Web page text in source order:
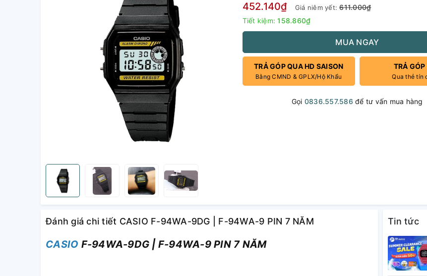
452.140₫ Giá niêm yết:611.000₫
Tiết kiệm:158.860₫
MUA NGAY
TRẢ GÓP QUA HD SAISON
Bằng CMND & GPLX/Hộ Khẩu
TRẢ GÓP
Qua thẻ tín
Gọi 0836.557.586 để tư vấn mua hàng
Đánh giá chi tiết CASIO F-94WA-9DG | F-94WA-9 PIN 7 NĂM
CASIO F-94WA-9DG | F-94WA-9 PIN 7 NĂM
Tin tức